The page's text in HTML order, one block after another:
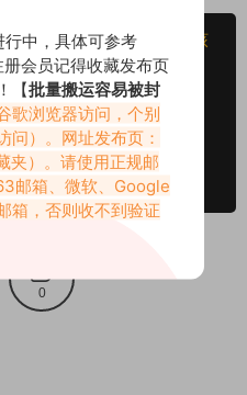
，请勿批量搬运，一经核
侵犯了您的权益可以提
：
0
中，具体可参考
册会员记得收藏发布页
【批量搬运容易被封
歌浏览器访问，个别
问）。网址发布页：
夹）。请使用正规邮
邮箱、微软、Google
箱，否则收不到验证